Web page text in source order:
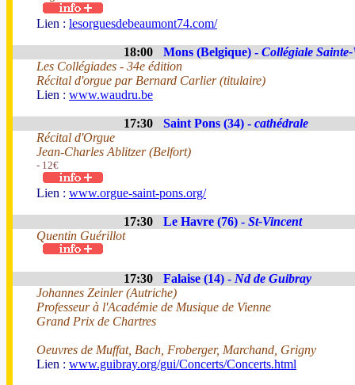
Lien : lesorguesdebeaumont74.com/
18:00 Mons (Belgique) - Collégiale
Les Collégiades - 34e édition
Récital d'orgue par Bernard Carlier (titulaire)
Lien : www.waudru.be
17:30 Saint Pons (34) - cathédrale
Récital d'Orgue
Jean-Charles Ablitzer (Belfort)
- 12€
Lien : www.orgue-saint-pons.org/
17:30 Le Havre (76) - St-Vincent
Quentin Guérillot
17:30 Falaise (14) - Nd de Guibray
Johannes Zeinler (Autriche)
Professeur à l'Académie de Musique de Vienne
Grand Prix de Chartres
Oeuvres de Muffat, Bach, Froberger, Marchand, Grigny
Lien : www.guibray.org/gui/Concerts/Concerts.html